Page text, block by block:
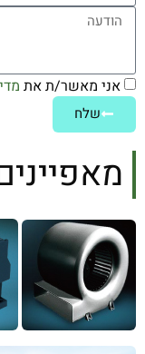
אני מאשר/ת את
שלח